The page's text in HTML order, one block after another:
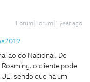
Forum|Forum|1 year ago
ao do Nacional. De
o cliente pode
sendo que há um